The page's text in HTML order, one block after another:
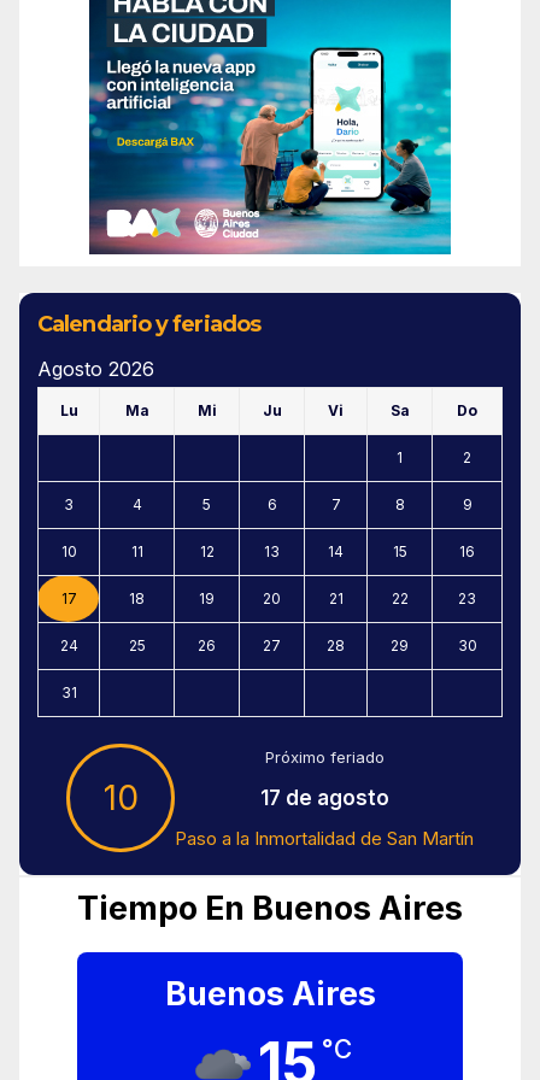
Calendario y feriados
Agosto 2026
Lu Ma Mi Ju Vi Sa Do
1 2
3 4 5 6 7 8 9
10 11 12 13 14 15 16
17 18 19 20 21 22 23
24 25 26 27 28 29 30
31
10
Próximo feriado
17 de agosto
Paso a la Inmortalidad de San Martín
Tiempo En Buenos Aires
Buenos Aires
15 °C